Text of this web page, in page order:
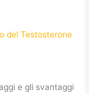
del Testosterone
e gli svantaggi